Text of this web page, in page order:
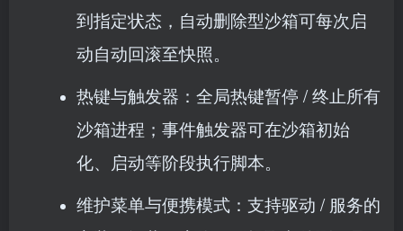
到指定状态，自动删除型沙箱可每次启
动自动回滚至快照。
热键与触发器：全局热键暂停 / 终止所有
沙箱进程；事件触发器可在沙箱初始
化、启动等阶段执行脚本。
维护菜单与便携模式：支持驱动 / 服务的